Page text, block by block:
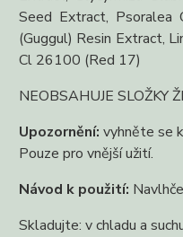
Seed Extract, Psoralea
(Guggul) Resin Extract,
Cl 26100 (Red 17)
NEOBSAHUJE SLOŽKY
Upozornění: vyhněte se
Pouze pro vnější užití.
Návod k použití:
Skladujte: v chladu a